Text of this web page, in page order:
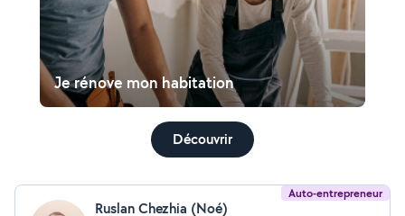
Je rénove mon habitation
Découvrir
Auto-entrepreneur
Ruslan Chezhia (Noé)